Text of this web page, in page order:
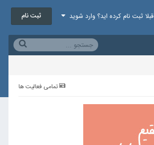
قبلا ثبت نام کرده اید؟ وارد شوید ثبت نام
تمامی فعالیت ها